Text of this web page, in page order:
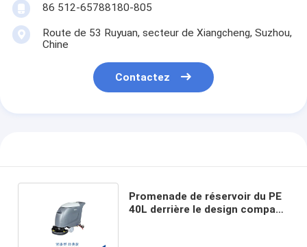
86 512-65788180-805
Route de 53 Ruyuan, secteur de Xiangcheng, Suzhou,
Chine
Contactez
Promenade de réservoir du PE
40L derrière le design compact